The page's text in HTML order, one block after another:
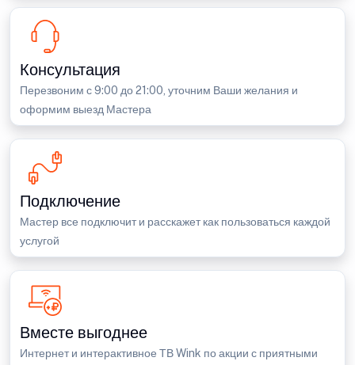
Консультация
Перезвоним с 9:00 до 21:00, уточним Ваши желания и
оформим выезд Мастера
Подключение
Мастер все подключит и расскажет как пользоваться каждой
услугой
Вместе выгоднее
Интернет и интерактивное ТВ Wink по акции с приятными